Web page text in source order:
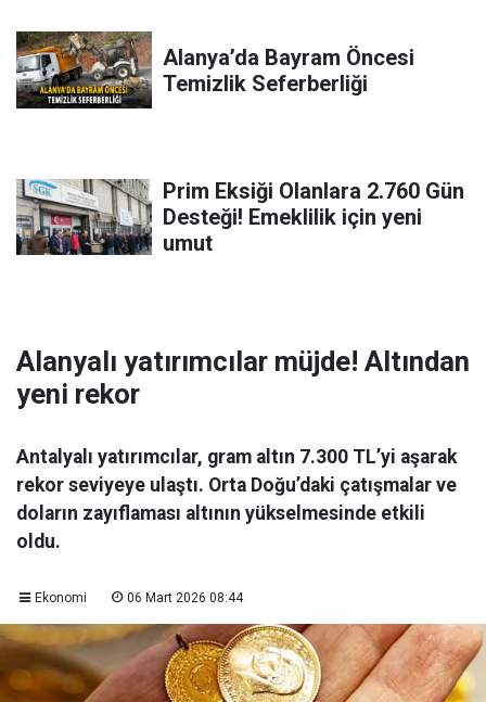
Alanya’da Bayram Öncesi
Temizlik Seferberliği
Prim Eksiği Olanlara 2.760 Gün
Desteği! Emeklilik için yeni
umut
Alanyalı yatırımcılar müjde! Altından
yeni rekor
Antalyalı yatırımcılar, gram altın 7.300 TL’yi aşarak
rekor seviyeye ulaştı. Orta Doğu’daki çatışmalar ve
doların zayıflaması altının yükselmesinde etkili
oldu.
Ekonomi 06 Mart 2026 08:44